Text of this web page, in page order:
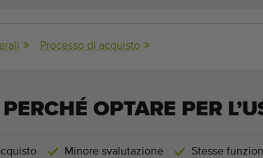
Processo di acquisto
PERCHÉ OPTARE PER
Minore svalutazione Stesse